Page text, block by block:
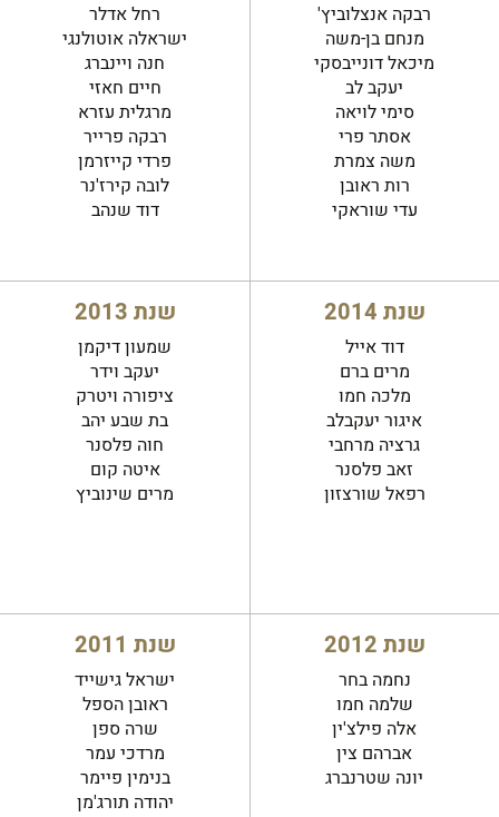
רבקה אנצלוביץ'
מנחם בן-משה
מיכאל דונייבסקי
יעקב לב
סימי לויאה
אסתר פרי
משה צמרת
רות ראובן
עדי שוראקי
רחל אדלר
ישראלה אוטולנגי
חנה ויינברג
חיים חאזי
מרגלית עזרא
רבקה פרייר
פרדי קייזרמן
לובה קירז'נר
דוד שנהב
שנת 2014
דוד אייל
מרים ברם
מלכה חמו
איגור יעקבלב
גרציה מרחבי
זאב פלסנר
רפאל שורצזון
שנת 2013
שמעון דיקמן
יעקב וידר
ציפורה ויטרק
בת שבע יהב
חוה פלסנר
איטה קום
מרים שינוביץ
שנת 2012
נחמה בחר
שלמה חמו
אלה פילצ'ין
אברהם צין
יונה שטרנברג
שנת 2011
ישראל גישייד
ראובן הספל
שרה ספן
מרדכי עמר
בנימין פיימר
יהודה תורג'מן